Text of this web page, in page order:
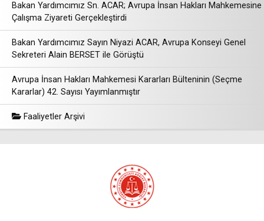
Bakan Yardımcımız Sn. ACAR; Avrupa İnsan Hakları Mahkemesine
Çalışma Ziyareti Gerçekleştirdi
Bakan Yardımcımız Sayın Niyazi ACAR, Avrupa Konseyi Genel
Sekreteri Alain BERSET ile Görüştü
Avrupa İnsan Hakları Mahkemesi Kararları Bülteninin (Seçme
Kararlar) 42. Sayısı Yayımlanmıştır
Faaliyetler Arşivi